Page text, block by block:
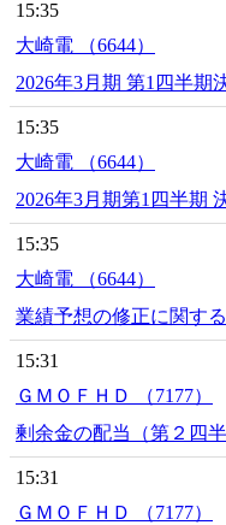
15:35
大崎電 （6644）
2026年3月期 第1四半期
15:35
大崎電 （6644）
2026年3月期第1四半期
15:35
大崎電 （6644）
業績予想の修正に関す
15:31
ＧＭＯＦＨＤ （7177）
剰余金の配当（第２四
15:31
ＧＭＯＦＨＤ （7177）